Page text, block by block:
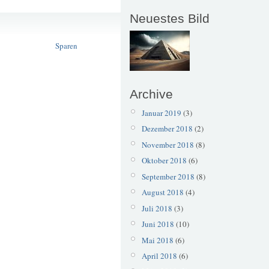
Sparen
Neuestes Bild
Archive
Januar 2019 (3)
Dezember 2018 (2)
November 2018 (8)
Oktober 2018 (6)
September 2018 (8)
August 2018 (4)
Juli 2018 (3)
Juni 2018 (10)
Mai 2018 (6)
April 2018 (6)